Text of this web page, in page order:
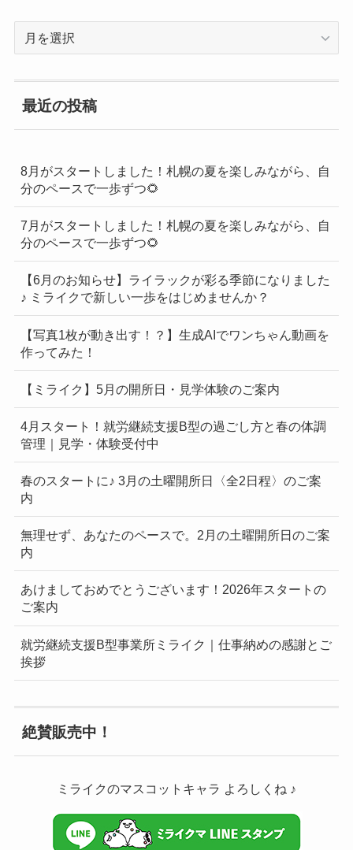
一
覧
最近の投稿
8月がスタートしました！札幌の夏を楽しみながら、自
分のペースで一歩ずつ🌻
7月がスタートしました！札幌の夏を楽しみながら、自
分のペースで一歩ずつ🌻
【6月のお知らせ】ライラックが彩る季節になりました
♪ ミライクで新しい一歩をはじめませんか？
【写真1枚が動き出す！？】生成AIでワンちゃん動画を
作ってみた！
【ミライク】5月の開所日・見学体験のご案内
4月スタート！就労継続支援B型の過ごし方と春の体調
管理｜見学・体験受付中
春のスタートに♪ 3月の土曜開所日〈全2日程〉のご案
内
無理せず、あなたのペースで。2月の土曜開所日のご案
内
あけましておめでとうございます！2026年スタートの
ご案内
就労継続支援B型事業所ミライク｜仕事納めの感謝とご
挨拶
絶賛販売中！
ミライクのマスコットキャラ よろしくね ♪